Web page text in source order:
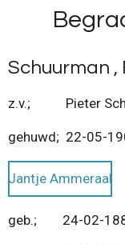
naar
de
hoofdinhoud
Schuurman ,
z.v.; Pieter
gehuwd; 22-05-
Jantje Ammeraal
geb.; 24-02-